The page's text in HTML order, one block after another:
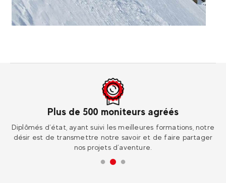
Plus de 500 moniteurs agréés
Diplômés d’état, ayant suivi les meilleures formations, notre
désir est de transmettre notre savoir et de faire partager
nos projets d’aventure.